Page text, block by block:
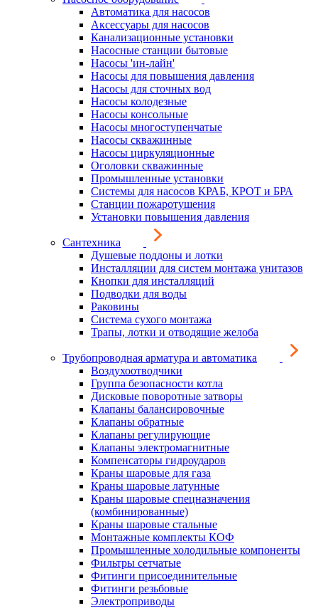
Автоматика для насосов
Аксессуары для насосов
Канализационные установки
Насосные станции бытовые
Насосы 'ин-лайн'
Насосы для повышения давления
Насосы для сточных вод
Насосы колодезные
Насосы консольные
Насосы многоступенчатые
Насосы скважинные
Насосы циркуляционные
Оголовки скважинные
Промышленные установки
Системы для насосов КРАБ, КРОТ и БРА
Станции пожаротушения
Установки повышения давления
Сантехника
Душевые поддоны и лотки
Инсталляции для систем монтажа унитазов
Кнопки для инсталляций
Подводки для воды
Раковины
Система сухого монтажа
Трапы, лотки и отводящие желоба
Трубопроводная арматура и автоматика
Воздухоотводчики
Группа безопасности котла
Дисковые поворотные затворы
Клапаны балансировочные
Клапаны обратные
Клапаны регулирующие
Клапаны электромагнитные
Компенсаторы гидроударов
Краны шаровые для газа
Краны шаровые латунные
Краны шаровые спецназначения
(комбинированные)
Краны шаровые стальные
Монтажные комплекты КОФ
Промышленные холодильные компоненты
Фильтры сетчатые
Фитинги присоединительные
Фитинги резьбовые
Электроприводы